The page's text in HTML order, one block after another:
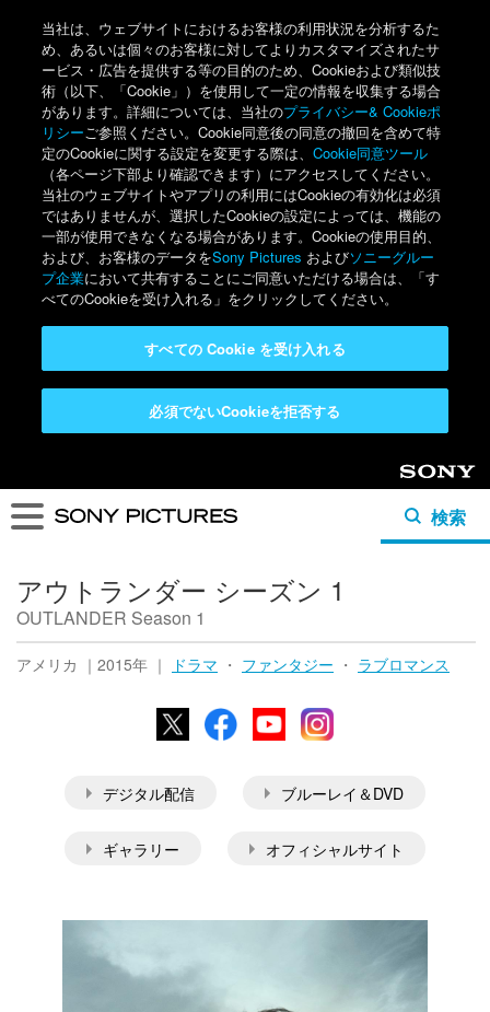
当社は、ウェブサイトにおけるお客様の利用状況を分析するた
め、あるいは個々のお客様に対してよりカスタマイズされたサ
ービス・広告を提供する等の目的のため、Cookieおよび類似技
術（以下、「Cookie」）を使用して一定の情報を収集する場合
があります。詳細については、当社のプライバシー& Cookieポ
リシーご参照ください。Cookie同意後の同意の撤回を含めて特
定のCookieに関する設定を変更する際は、Cookie同意ツール
（各ページ下部より確認できます）にアクセスしてください。
当社のウェブサイトやアプリの利用にはCookieの有効化は必須
ではありませんが、選択したCookieの設定によっては、機能の
一部が使用できなくなる場合があります。Cookieの使用目的、
および、お客様のデータをSony Pictures およびソニーグルー
プ企業において共有することにご同意いただける場合は、「す
べてのCookieを受け入れる」をクリックしてください。
必須でないCookieを拒否する
すべての Cookie を受け入れる
Sony
検索
アウトランダー シーズン 1
OUTLANDER Season 1
アメリカ ｜2015年 ｜ ドラマ ・ ファンタジー ・ ラブロマンス
X FacebookYouTubeInstagram
デジタル配信 ブルーレイ＆DVD
ギャラリー オフィシャルサイト